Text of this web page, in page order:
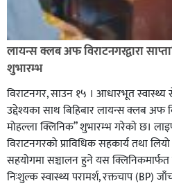
लायन्स क्लब अफ विराटनगरद्वारा
शुभारम्भ
विराटनगर, साउन १५ । आधारभूत
उद्देश्यका साथ बिहिबार लायन्स क्लब अफ
मोहल्ला क्लिनिक” शुभारम्भ गरेकाे छ। लाइफ
विराटनगरको प्राविधिक सहकार्य तथा
सहयोगमा सञ्चालन हुने यस
निःशुल्क स्वास्थ्य परामर्श, रक्तचाप (BP)